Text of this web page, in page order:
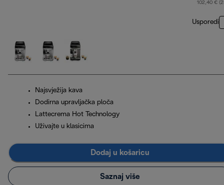
102,40 €
Usporedi
Najsvježija kava
Dodirna upravljačka ploča
Lattecrema Hot Technology
Uživajte u klasicima
Dodaj u košaricu
Saznaj više